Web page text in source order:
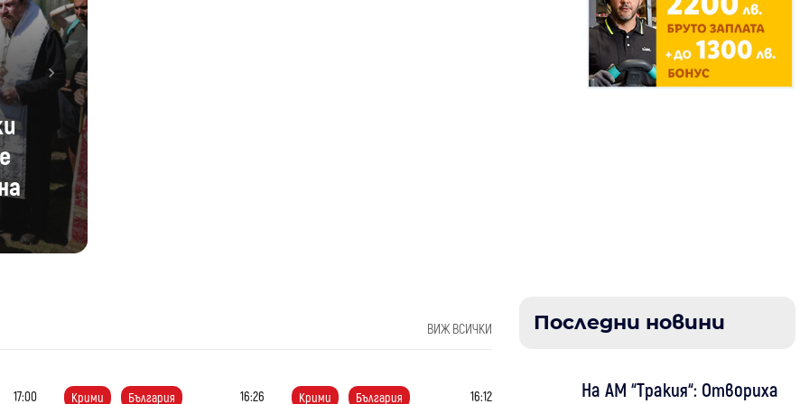
Next
ВИЖ ВСИЧКИ
17:00 Крими България 16:26 Крими България 16:12
Последни новини
На АМ “Тракия“: Отвориха